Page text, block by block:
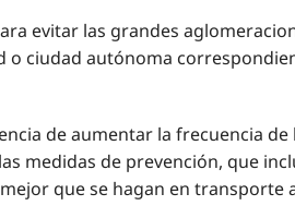
evitar las grandes
ciudad autónoma
de aumentar la frecuencia
medidas de prevención, que
que se hagan en transporte